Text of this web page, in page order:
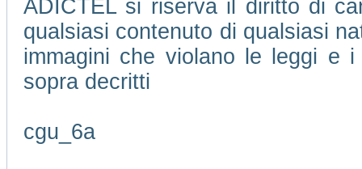
ADICTEL si riserva il diritto di
qualsiasi contenuto di qualsiasi
immagini che violano le leggi e
sopra decritti
cgu_6a